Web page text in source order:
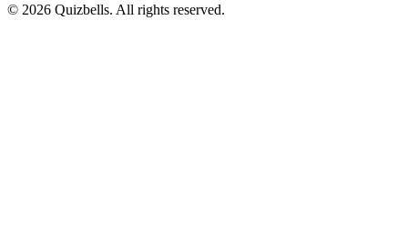
© 2026 Quizbells. All rights reserved.